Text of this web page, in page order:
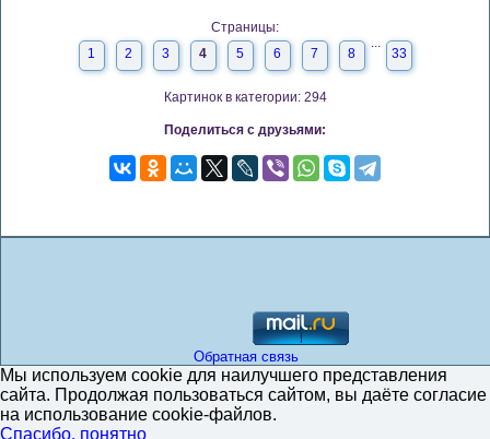
Страницы:
1
2 3 4 5 6 7 8
...
33
Картинок в категории: 294
Поделиться с друзьями:
Обратная связь
Мы используем cookie для наилучшего представления
сайта. Продолжая пользоваться сайтом, вы даёте согласие
на использование cookie-файлов.
Спасибо, понятно